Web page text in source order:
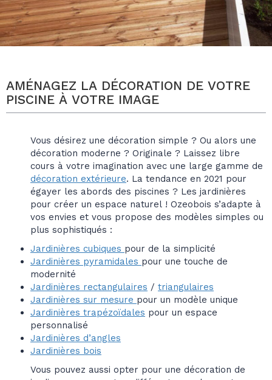
AMÉNAGEZ LA DÉCORATION DE VOTRE
PISCINE À VOTRE IMAGE
Vous désirez une décoration simple ? Ou alors une
décoration moderne ? Originale ? Laissez libre
cours à votre imagination avec une large gamme de
décoration extérieure. La tendance en 2021 pour
égayer les abords des piscines ? Les jardinières
pour créer un espace naturel ! Ozeobois s’adapte à
vos envies et vous propose des modèles simples ou
plus sophistiqués :
Jardinières cubiques pour de la simplicité
Jardinières pyramidales pour une touche de
modernité
Jardinières rectangulaires / triangulaires
Jardinières sur mesure pour un modèle unique
Jardinières trapézoïdales pour un espace
personnalisé
Jardinières d’angles
Jardinières bois
Vous pouvez aussi opter pour une décoration de